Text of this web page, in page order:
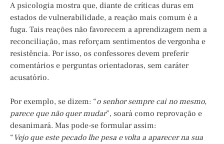
A psicologia mostra que, diante de críticas duras em
estados de vulnerabilidade, a reação mais comum é a
fuga. Tais reações não favorecem a aprendizagem nem a
reconciliação, mas reforçam sentimentos de vergonha e
resistência. Por isso, os confessores devem preferir
comentários e perguntas orientadoras, sem caráter
acusatório.
Por exemplo, se dizem: “o senhor sempre cai no mesmo,
parece que não quer mudar”, soará como reprovação e
desanimará. Mas pode-se formular assim:
“Vejo que este pecado lhe pesa e volta a aparecer na sua